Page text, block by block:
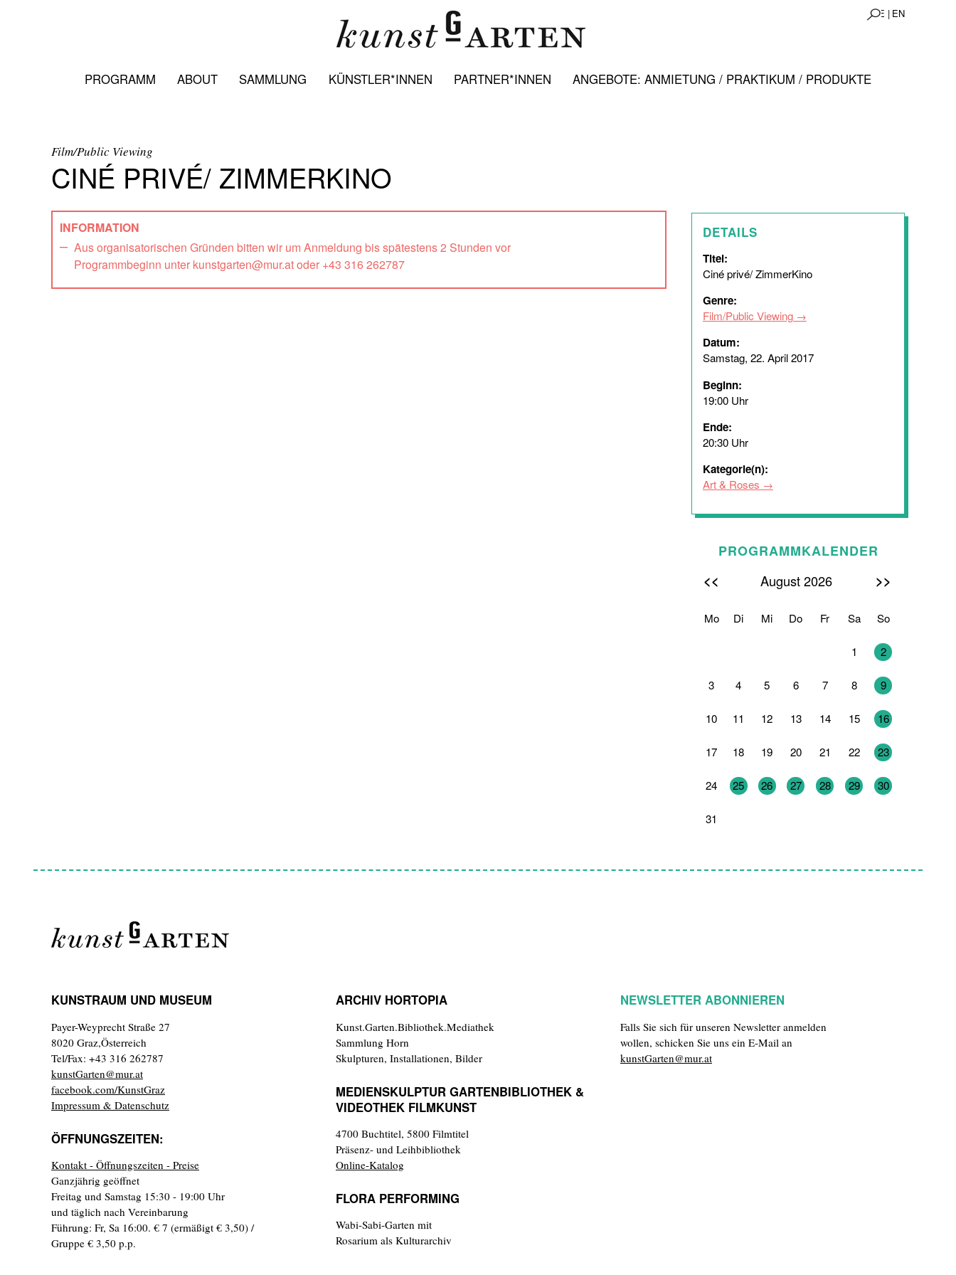
DE | EN
PROGRAMM ABOUT SAMMLUNG KÜNSTLER*INNEN PARTNER*INNEN ANGEBOTE: ANMIETUNG / PRAKTIKUM / PRODUKTE
Film/Public Viewing
CINÉ PRIVÉ/ ZIMMERKINO
INFORMATION
Aus organisatorischen Gründen bitten wir um Anmeldung bis spätestens 2 Stunden vor
Programmbeginn unter kunstgarten@mur.at oder +43 316 262787
DETAILS
Titel:
Ciné privé/ ZimmerKino
Genre:
Film/Public Viewing
Datum:
Samstag, 22. April 2017
Beginn:
19:00 Uhr
Ende:
20:30 Uhr
Kategorie(n):
Art & Roses
PROGRAMMKALENDER
<< August 2026 >>
Mo Di Mi Do Fr Sa So
1 2
3 4 5 6 7 8 9
10 11 12 13 14 15 16
17 18 19 20 21 22 23
24 25 26 27 28 29 30
31
KUNSTRAUM UND MUSEUM
Payer-Weyprecht Straße 27
8020 Graz,Österreich
Tel/Fax: +43 316 262787
kunstGarten@mur.at
facebook.com/KunstGraz
Impressum & Datenschutz
ÖFFNUNGSZEITEN:
Kontakt - Öffnungszeiten - Preise
Ganzjährig geöffnet
Freitag und Samstag 15:30 - 19:00 Uhr
und täglich nach Vereinbarung
Führung: Fr, Sa 16:00. € 7 (ermäßigt € 3,50) /
Gruppe € 3,50 p.p.
ARCHIV HORTOPIA
Kunst.Garten.Bibliothek.Mediathek
Sammlung Horn
Skulpturen, Installationen, Bilder
MEDIENSKULPTUR GARTENBIBLIOTHEK &
VIDEOTHEK FILMKUNST
4700 Buchtitel, 5800 Filmtitel
Präsenz- und Leihbibliothek
Online-Katalog
FLORA PERFORMING
Wabi-Sabi-Garten mit
Rosarium als Kulturarchiv
NEWSLETTER ABONNIEREN
Falls Sie sich für unseren Newsletter anmelden
wollen, schicken Sie uns ein E-Mail an
kunstGarten@mur.at